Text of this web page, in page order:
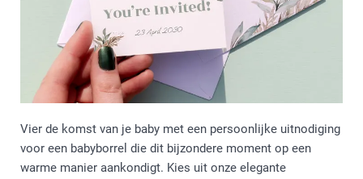
Vier de komst van je baby met een persoonlijke uitnodiging
voor een babyborrel die dit bijzondere moment op een
warme manier aankondigt. Kies uit onze elegante